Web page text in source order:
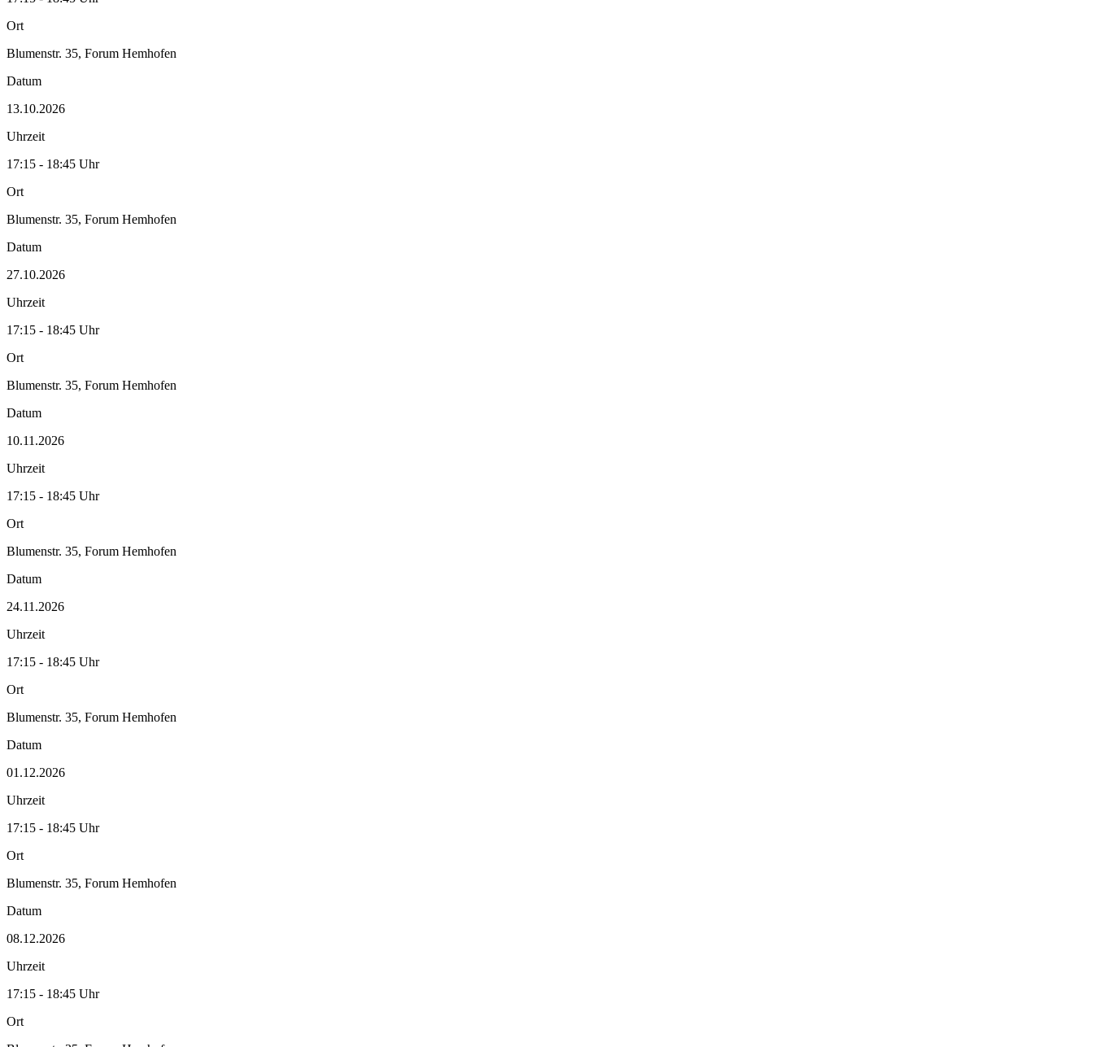
Ort
Blumenstr. 35, Forum Hemhofen
Datum
13.10.2026
Uhrzeit
17:15 - 18:45 Uhr
Ort
Blumenstr. 35, Forum Hemhofen
Datum
27.10.2026
Uhrzeit
17:15 - 18:45 Uhr
Ort
Blumenstr. 35, Forum Hemhofen
Datum
10.11.2026
Uhrzeit
17:15 - 18:45 Uhr
Ort
Blumenstr. 35, Forum Hemhofen
Datum
24.11.2026
Uhrzeit
17:15 - 18:45 Uhr
Ort
Blumenstr. 35, Forum Hemhofen
Datum
01.12.2026
Uhrzeit
17:15 - 18:45 Uhr
Ort
Blumenstr. 35, Forum Hemhofen
Datum
08.12.2026
Uhrzeit
17:15 - 18:45 Uhr
Ort